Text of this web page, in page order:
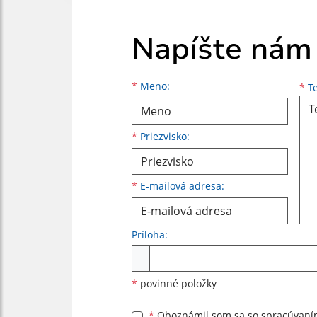
Napíšte nám
* Meno:
Meno
* Priezvisko:
Priezvisko
* E-mailová adresa:
E-mailová adresa *
Príloha:
* povinné položky